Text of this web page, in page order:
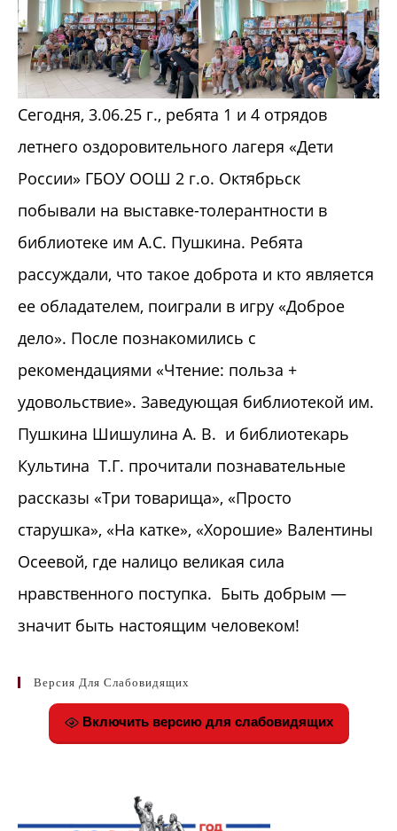
Сегодня, 3.06.25 г., ребята 1 и 4 отрядов
летнего оздоровительного лагеря «Дети
России» ГБОУ ООШ 2 г.о. Октябрьск
побывали на выставке-толерантности в
библиотеке им А.С. Пушкина. Ребята
рассуждали, что такое доброта и кто является
ее обладателем, поиграли в игру «Доброе
дело». После познакомились с
рекомендациями «Чтение: польза +
удовольствие». Заведующая библиотекой им.
Пушкина Шишулина А. В. и библиотекарь
Культина Т.Г. прочитали познавательные
рассказы «Три товарища», «Просто
старушка», «На катке», «Хорошие» Валентины
Осеевой, где налицо великая сила
нравственного поступка. Быть добрым —
значит быть настоящим человеком!
Версия Для Слабовидящих
Включить версию для слабовидящих